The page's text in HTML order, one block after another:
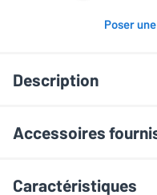
Poser
Description
Points forts
Plateau en MDF et cuir
Accessoires
• Pointes de découplage
Caractéristiques